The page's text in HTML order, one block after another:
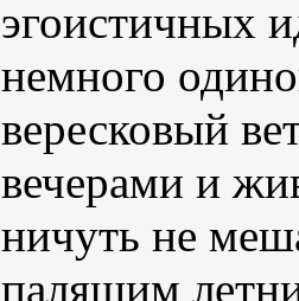
эгоистичных
немного
вересковый
вечерами и
ничуть не
палящим